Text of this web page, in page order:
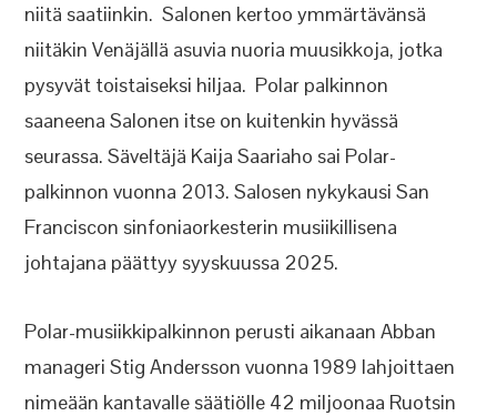
niitä saatiinkin. Salonen kertoo ymmärtävänsä
niitäkin Venäjällä asuvia nuoria muusikkoja, jotka
pysyvät toistaiseksi hiljaa. Polar palkinnon
saaneena Salonen itse on kuitenkin hyvässä
seurassa. Säveltäjä Kaija Saariaho sai Polar-
palkinnon vuonna 2013. Salosen nykykausi San
Franciscon sinfoniaorkesterin musiikillisena
johtajana päättyy syyskuussa 2025.
Polar-musiikkipalkinnon perusti aikanaan Abban
manageri Stig Andersson vuonna 1989 lahjoittaen
nimeään kantavalle säätiölle 42 miljoonaa Ruotsin